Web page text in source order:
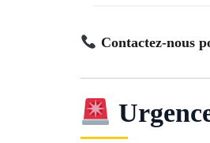
Contactez-nous